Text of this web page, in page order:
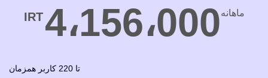
IRT 4،156،000ماهانه
تا 220 کاربر همزمان